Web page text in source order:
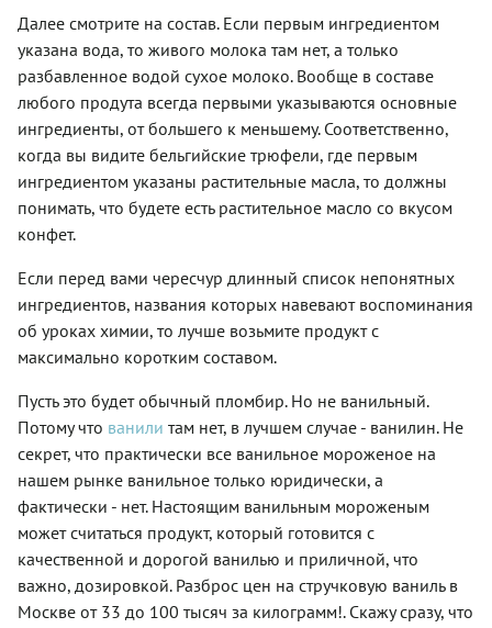
Далее смотрите на состав. Если первым ингредиентом
указана вода, то живого молока там нет, а только
разбавленное водой сухое молоко. Вообще в составе
любого продута всегда первыми указываются основные
ингредиенты, от большего к меньшему. Соответственно,
когда вы видите бельгийские трюфели, где первым
ингредиентом указаны растительные масла, то должны
понимать, что будете есть растительное масло со вкусом
конфет.
Если перед вами чересчур длинный список непонятных
ингредиентов, названия которых навевают воспоминания
об уроках химии, то лучше возьмите продукт с
максимально коротким составом.
Пусть это будет обычный пломбир. Но не ванильный.
Потому что ванили там нет, в лучшем случае - ванилин. Не
секрет, что практически все ванильное мороженое на
нашем рынке ванильное только юридически, а
фактически - нет. Настоящим ванильным мороженым
может считаться продукт, который готовится с
качественной и дорогой ванилью и приличной, что
важно, дозировкой. Разброс цен на стручковую ваниль в
Москве от 33 до 100 тысяч за килограмм!. Скажу сразу, что